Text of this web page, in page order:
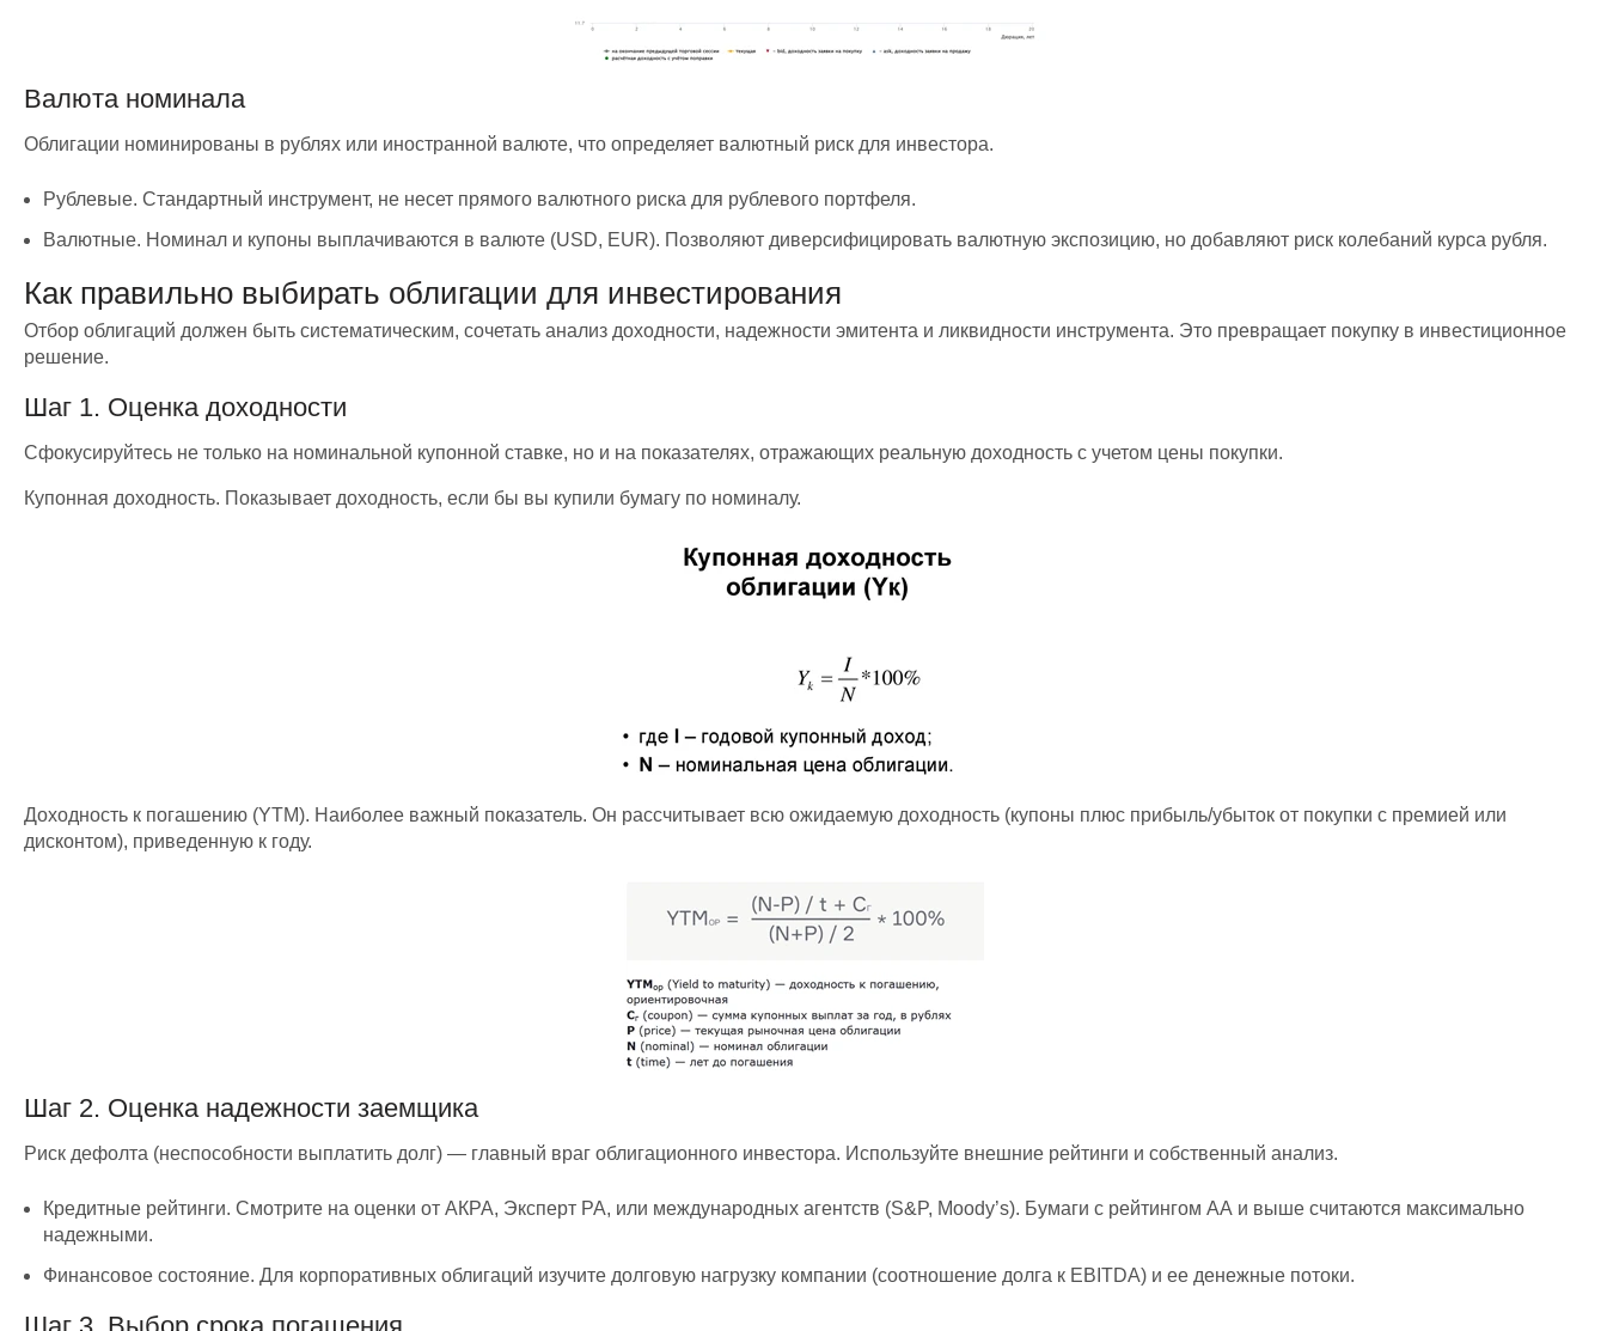
Валюта номинала
Облигации номинированы в рублях или иностранной валюте, что определяет валютный риск для инвестора.
Рублевые. Стандартный инструмент, не несет прямого валютного риска для рублевого портфеля.
Валютные. Номинал и купоны выплачиваются в валюте (USD, EUR). Позволяют диверсифицировать валютную экспозицию, но добавляют риск колебаний курса рубля.
Как правильно выбирать облигации для инвестирования
Отбор облигаций должен быть систематическим, сочетать анализ доходности, надежности эмитента и ликвидности инструмента. Это превращает покупку в инвестиционное
решение.
Шаг 1. Оценка доходности
Сфокусируйтесь не только на номинальной купонной ставке, но и на показателях, отражающих реальную доходность с учетом цены покупки.
Купонная доходность. Показывает доходность, если бы вы купили бумагу по номиналу.
Доходность к погашению (YTM). Наиболее важный показатель. Он рассчитывает всю ожидаемую доходность (купоны плюс прибыль/убыток от покупки с премией или
дисконтом), приведенную к году.
Шаг 2. Оценка надежности заемщика
Риск дефолта (неспособности выплатить долг) — главный враг облигационного инвестора. Используйте внешние рейтинги и собственный анализ.
Кредитные рейтинги. Смотрите на оценки от АКРА, Эксперт РА, или международных агентств (S&P, Moody’s). Бумаги с рейтингом АА и выше считаются максимально
надежными.
Финансовое состояние. Для корпоративных облигаций изучите долговую нагрузку компании (соотношение долга к EBITDA) и ее денежные потоки.